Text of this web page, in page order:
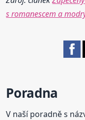
s romanescem a
Poradna
V naší poradně s